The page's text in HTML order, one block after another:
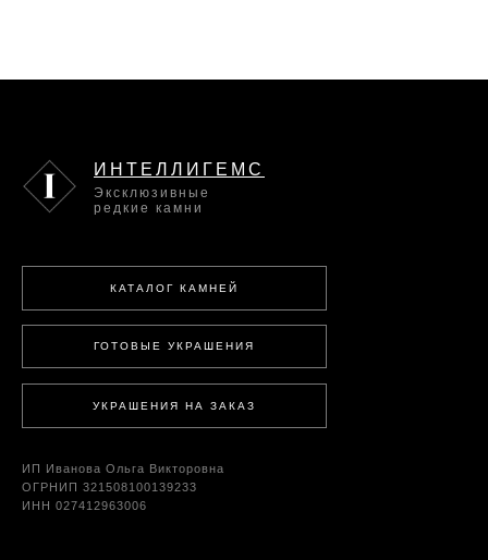
КАТАЛОГ КАМНЕЙ
УКРАШЕНИЯ НА ЗАКАЗ
ГОТОВЫЕ УКРАШЕНИЯ
Эксклюзивные
редкие камни
ИНТЕЛЛИГЕМС
ИП Иванова Ольга Викторовна
ОГРНИП 321508100139233
ИНН 027412963006